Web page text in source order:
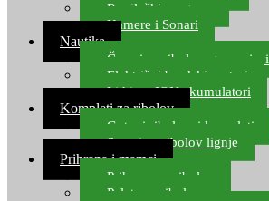
Ronilački program
Kamere i Sonari
Nautika
Čamci za ribolov, gumenjaci
Električni brodski motori
Lithium ION akumulatori
Kompleti za ribolov
Gotovi ribolovni kompleti
Setovi za ribolov lignje
Prihrana i mamci
Prihrana za ribolov
Pelete za ribolov